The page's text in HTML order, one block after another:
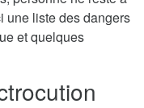
une liste des dangers
et quelques